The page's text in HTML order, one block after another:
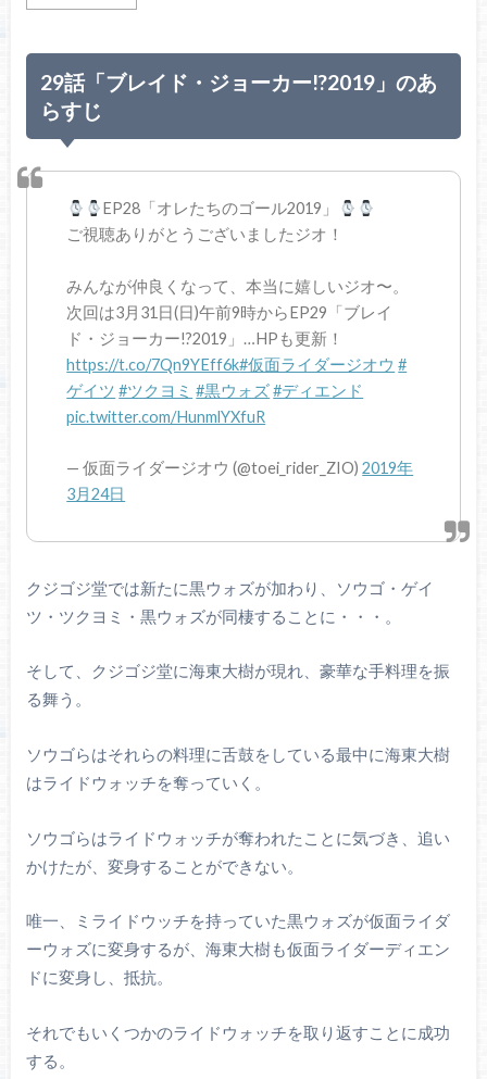
29話「ブレイド・ジョーカー!?2019」のあ
らすじ
EP28「オレたちのゴール2019」
ご視聴ありがとうございましたジオ！
みんなが仲良くなって、本当に嬉しいジオ〜。
次回は3月31日(日)午前9時からEP29「ブレイ
ド・ジョーカー!?2019」…HPも更新！
https://t.co/7Qn9YEff6k#仮面ライダージオウ #
ゲイツ #ツクヨミ #黒ウォズ#ディエンド
pic.twitter.com/HunmlYXfuR
— 仮面ライダージオウ (@toei_rider_ZIO)2019年
3月24日
クジゴジ堂では新たに黒ウォズが加わり、ソウゴ・ゲイ
ツ・ツクヨミ・黒ウォズが同棲することに・・・。
そして、クジゴジ堂に海東大樹が現れ、豪華な手料理を振
る舞う。
ソウゴらはそれらの料理に舌鼓をしている最中に海東大樹
はライドウォッチを奪っていく。
ソウゴらはライドウォッチが奪われたことに気づき、追い
かけたが、変身することができない。
唯一、ミライドウッチを持っていた黒ウォズが仮面ライダ
ーウォズに変身するが、海東大樹も仮面ライダーディエン
ドに変身し、抵抗。
それでもいくつかのライドウォッチを取り返すことに成功
する。